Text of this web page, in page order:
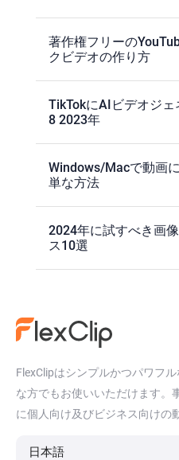
著作権フリーの
クビデオの作り方
TikTokにAIビデオジェ
8 2023年
Windows/Macで動画
単な方法
2024年に試すべき画
ス10選
FlexClipはシンプルかつパワフ
な方でもお使いいただけます。
に個人向け及びビジネス向けの
日本語